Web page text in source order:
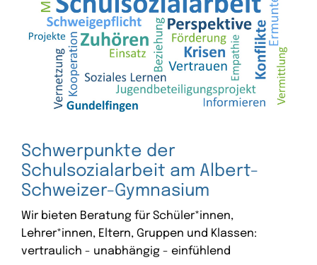
Schwerpunkte der
Schulsozialarbeit am Albert-
Schweizer-Gymnasium
Wir bieten Beratung für Schüler*innen,
Lehrer*innen, Eltern, Gruppen und Klassen:
vertraulich - unabhängig - einfühlend